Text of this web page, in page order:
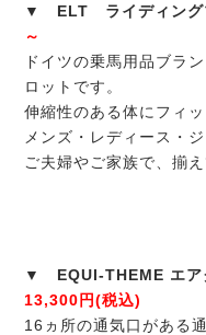
▼ ELT ライディン
～
ドイツの乗馬用品ブラ
ロットです。
伸縮性のある体にフィッ
メンズ・レディース・
ご夫婦やご家族で、揃
▼ EQUI-THEME エア
13,300円(税込)
16ヵ所の通気口がある